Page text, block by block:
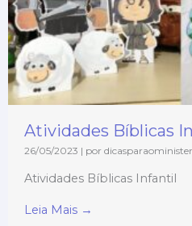
Atividades Bíblicas
26/05/2023 | por
Atividades Bíblicas Infantil
Leia Mais →